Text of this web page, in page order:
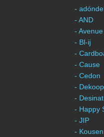
-
- AND
-
- Bl-ij
-
- Cause
- Cedon
- Dekoop
-
- Happy
- JIP
-